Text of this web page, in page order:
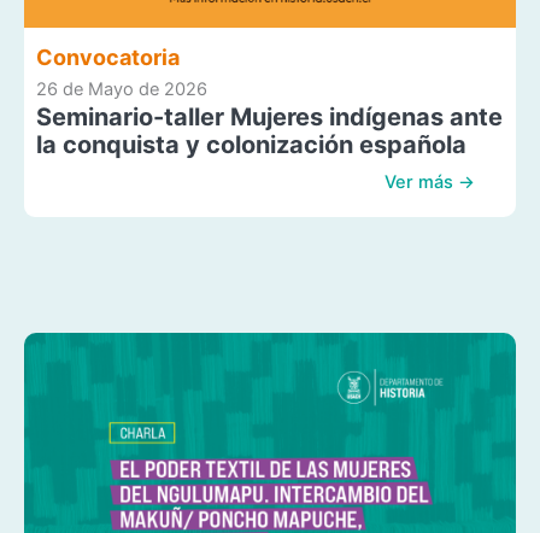
Convocatoria
26 de Mayo de 2026
Seminario-taller Mujeres indígenas ante
la conquista y colonización española
Ver más →